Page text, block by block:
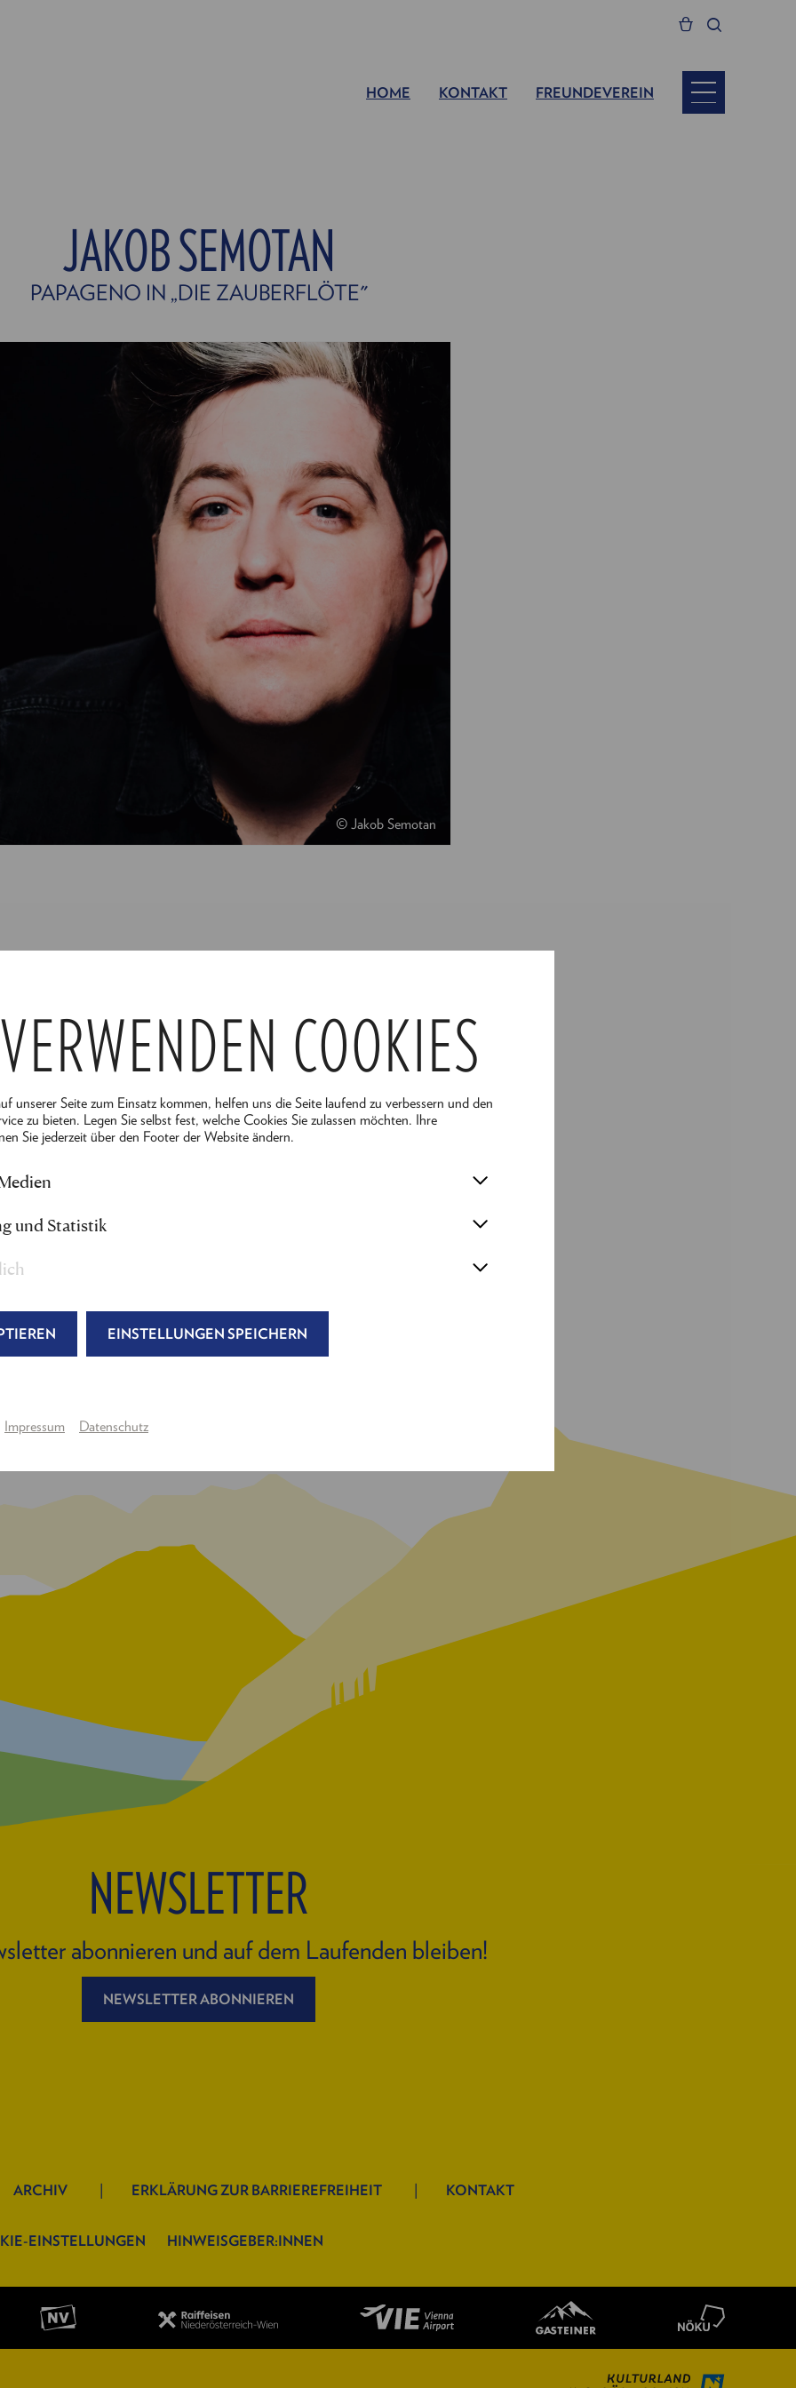
COOKIES
unserer Seite zum Einsatz kommen, helfen uns die Seite laufend zu verbessern und den
zu bieten. Legen Sie selbst fest, welche Cookies Sie zulassen möchten. Ihre
Sie jederzeit über den Footer der Website ändern.
und Statistik
EINSTELLUNGEN SPEICHERN
Impressum Datenschutz
HOME KONTAKT FREUNDEVEREIN
JAKOB SEMOTAN
PAPAGENO IN „DIE ZAUBERFLÖTE"
© Jakob Semotan
Studios Vienna. Nach Engagements in Österreich, Deutschland und der
an der Volksoper Wien, wo er seitdem Mitglied des Ensembles ist. Dort
Papageno in „Die Zauberflöte", Boni in „Die Csárdásfürstin" und Jon in
& Grünberg zählt er zum Fixensemble der jährlichen Big Bronski
Liedern von Tom Waits. Im März 2024 feierte seine Dialogfassung des
mit dem Österreichischen Musiktheaterpreis ausgezeichnet.
2024 ist Jakob Semotan als Papageno in
NEWSLETTER
abonnieren und auf dem Laufenden bleiben!
NEWSLETTER ABONNIEREN
ARCHIV ERKLÄRUNG ZUR BARRIEREFREIHEIT KONTAKT
EINSTELLUNGEN HINWEISGEBER:INNEN